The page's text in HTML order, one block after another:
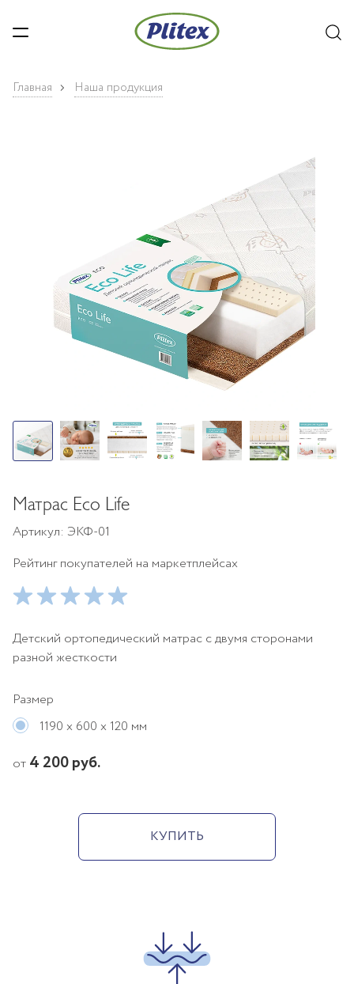
Главная Наша продукция
Матрас Eco Life
Артикул: ЭКФ-01
Рейтинг покупателей на маркетплейсах
Детский ортопедический матрас с двумя сторонами
разной жесткости
Размер
1190 х 600 х 120 мм
от 4 200 руб.
КУПИТЬ